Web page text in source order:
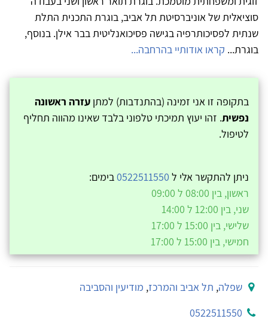
סוציאלית של אוניברסיטת תל אביב, בוגרת התכנית התלת
שנתית לפסיכותרפיה בגישה פסיכואנליטית בבר אילן. בנוסף,
בוגרת... קראו אודותיי בהרחבה...
בתקופה זו אני זמינה (בהתנדבות) למתן עזרה ראשונה
נפשית. זהו יעוץ תמיכתי טלפוני בלבד שאינו מהווה תחליף
לטיפול.
ניתן להתקשר אלי ל 0522511550בימים:
ראשון, בין 08:00 ל 09:00
שני, בין 12:00 ל 14:00
שלישי, בין 15:00 ל 17:00
חמישי, בין 15:00 ל 17:00
שפלה, תל אביב והמרכז, מודיעין והסביבה
0522511550